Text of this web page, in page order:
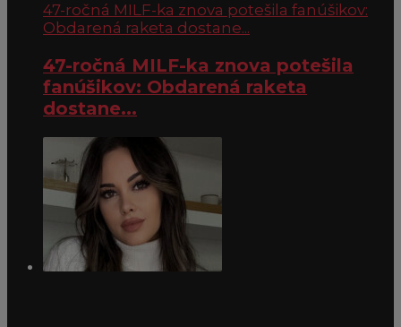
47-ročná MILF-ka znova potešila fanúšikov:
Obdarená raketa dostane...
47-ročná MILF-ka znova potešila
fanúšikov: Obdarená raketa
dostane...